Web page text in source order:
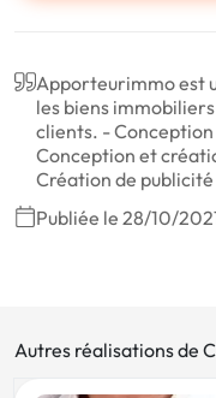
Apporteurimmo est
les biens
clients. -
Conception et
Création de
Publiée le 28/10/
Autres réalisations de